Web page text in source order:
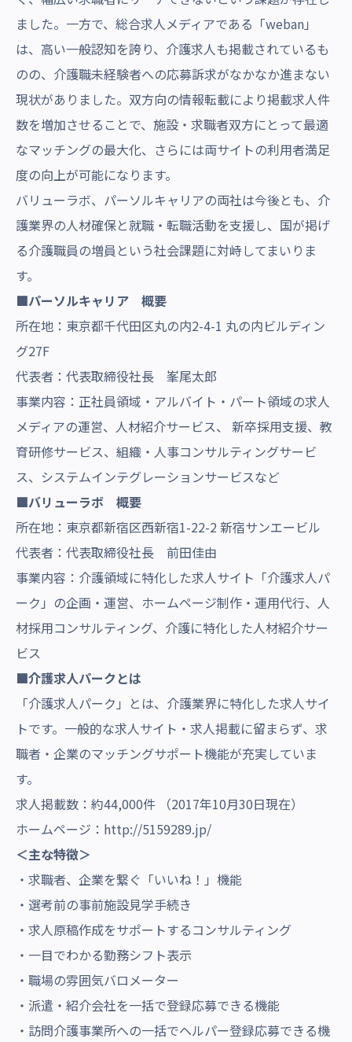
ました。一方で、総合求人メディアである「weban」
は、高い一般認知を誇り、介護求人も掲載されているも
のの、介護職未経験者への応募訴求がなかなか進まない
現状がありました。双方向の情報転載により掲載求人件
数を増加させることで、施設・求職者双方にとって最適
なマッチングの最大化、さらには両サイトの利用者満足
度の向上が可能になります。
バリューラボ、パーソルキャリアの両社は今後とも、介
護業界の人材確保と就職・転職活動を支援し、国が掲げ
る介護職員の増員という社会課題に対峙してまいりま
す。
■パーソルキャリア 概要
所在地：東京都千代田区丸の内2-4-1 丸の内ビルディン
グ27F
代表者：代表取締役社長 峯尾太郎
事業内容：正社員領域・アルバイト・パート領域の求人
メディアの運営、人材紹介サービス、 新卒採用支援、教
育研修サービス、組織・人事コンサルティングサービ
ス、システムインテグレーションサービスなど
■バリューラボ
概要
所在地：東京都新宿区西新宿1-22-2 新宿サンエービル
代表者：代表取締役社長 前田佳由
事業内容：介護領域に特化した求人サイト「介護求人パ
ーク」の企画・運営、ホームページ制作・運用代行、人
材採用コンサルティング、介護に特化した人材紹介サー
ビス
■介護求人パークとは
「介護求人パーク」とは、介護業界に特化した求人サイ
トです。一般的な求人サイト・求人掲載に留まらず、求
職者・企業のマッチングサポート機能が充実していま
す。
求人掲載数：約44,000件 （2017年10月30日現在）
ホームページ： http://5159289.jp/
＜主な特徴＞
・求職者、企業を繋ぐ「いいね！」機能
・選考前の事前施設見学手続き
・求人原稿作成をサポートするコンサルティング
・一目でわかる勤務シフト表示
・職場の雰囲気バロメーター
・派遣・紹介会社を一括で登録応募できる機能
・訪問介護事業所への一括でヘルパー登録応募できる機